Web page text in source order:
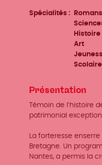
Spécialités
Histoire
Art
Présentation
Témoin de l’histoire
patrimonial
La forteresse
Bretagne. Un
Nantes, a permis la